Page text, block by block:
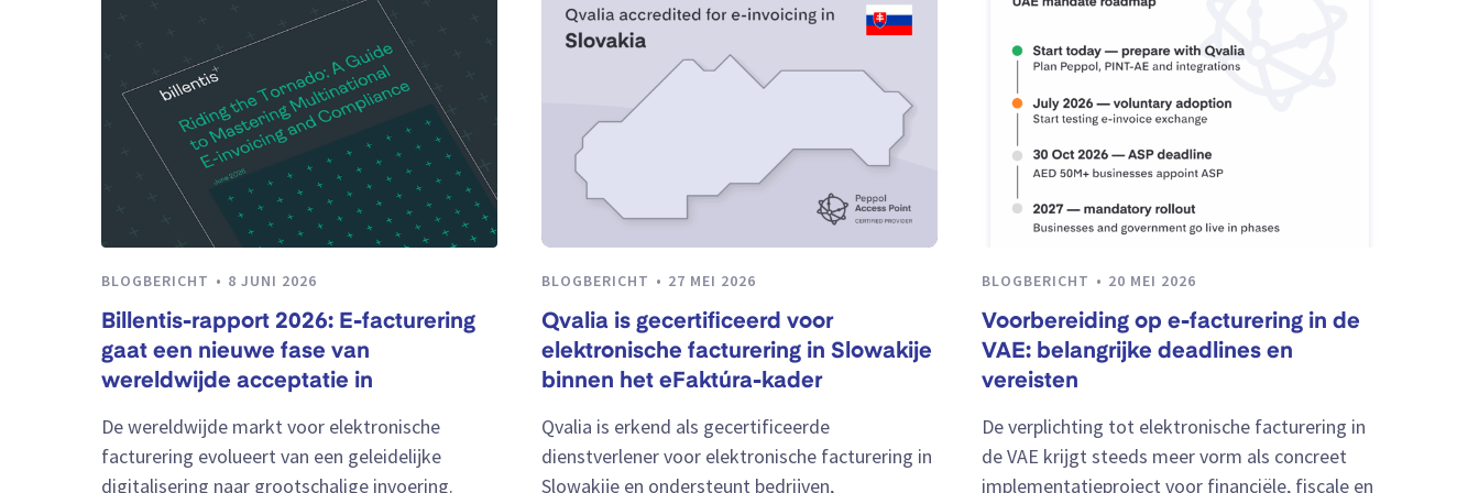
BLOGBERICHT 8 JUNI 2026
Billentis-rapport 2026: E-facturering
gaat een nieuwe fase van
wereldwijde acceptatie in
De wereldwijde markt voor elektronische
facturering evolueert van een geleidelijke
digitalisering naar grootschalige invoering.
BLOGBERICHT 27 MEI 2026
Qvalia is gecertificeerd voor
elektronische facturering in Slowakije
binnen het eFaktúra-kader
Qvalia is erkend als gecertificeerde
dienstverlener voor elektronische facturering in
Slowakije en ondersteunt bedrijven,
BLOGBERICHT 20 MEI 2026
Voorbereiding op e-facturering in de
VAE: belangrijke deadlines en
vereisten
De verplichting tot elektronische facturering in
de VAE krijgt steeds meer vorm als concreet
implementatieproject voor financiële, fiscale en